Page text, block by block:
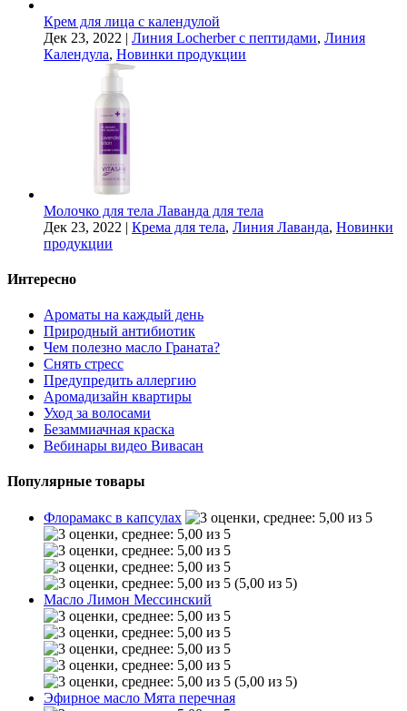
Крем для лица с календулой
Дек 23, 2022 | Линия Locherber с пептидами, Линия
Календула, Новинки продукции
Молочко для тела Лаванда для тела
Дек 23, 2022 | Крема для тела, Линия Лаванда, Новинки
продукции
Интересно
Ароматы на каждый день
Природный антибиотик
Чем полезно масло Граната?
Снять стресс
Предупредить аллергию
Аромадизайн квартиры
Уход за волосами
Безаммиачная краска
Вебинары видео Вивасан
Популярные товары
Флорамакс в капсулах
(5,00 из 5)
Масло Лимон Мессинский
(5,00 из 5)
Эфирное масло Мята перечная